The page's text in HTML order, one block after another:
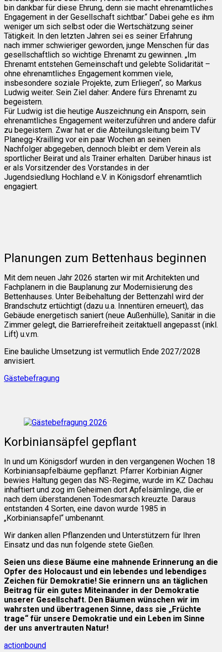
bin dankbar für diese Ehrung, denn sie macht ehrenamtliches
Engagement in der Gesellschaft sichtbar.“ Dabei gehe es ihm
weniger um sich selbst oder die Wertschätzung seiner
Tätigkeit. In den letzten Jahren sei es seiner Erfahrung
nach immer schwieriger geworden, junge Menschen für das
gesellschaftlich so wichtige Ehrenamt zu gewinnen. „Im
Ehrenamt entstehen Gemeinschaft und gelebte Solidarität –
ohne ehrenamtliches Engagement kommen viele,
insbesondere soziale Projekte, zum Erliegen“, so Markus
Ludwig weiter. Sein Ziel daher: Andere fürs Ehrenamt zu
begeistern.
Für Ludwig ist die heutige Auszeichnung ein Ansporn, sein
ehrenamtliches Engagement weiterzuführen und andere dafür
zu begeistern. Zwar hat er die Abteilungsleitung beim TV
Planegg-Krailling vor ein paar Wochen an seinen
Nachfolger abgegeben, dennoch bleibt er dem Verein als
sportlicher Beirat und als Trainer erhalten. Darüber hinaus ist
er als Vorsitzender des Vorstandes in der
Jugendsiedlung Hochland e.V. in Königsdorf ehrenamtlich
engagiert.
Planungen zum Bettenhaus beginnen
Mit dem neuen Jahr 2026 starten wir mit Architekten und
Fachplanern in die Bauplanung zur Modernisierung des
Bettenhauses. Unter Beibehaltung der Bettenzahl wird der
Brandschutz ertüchtigt (dazu u.a. Innentüren erneuert), das
Gebäude energetisch saniert (neue Außenhülle), Sanitär in die
Zimmer gelegt, die Barrierefreiheit zeitaktuell angepasst (inkl.
Lift) u.v.m.
Eine bauliche Umsetzung ist vermutlich Ende 2027/2028
anvisiert.
Gästebefragung
Korbiniansäpfel gepflant
In und um Königsdorf wurden in den vergangenen Wochen 18
Korbiniansapfelbäume gepflanzt. Pfarrer Korbinian Aigner
bewies Haltung gegen das NS-Regime, wurde im KZ Dachau
inhaftiert und zog im Geheimen dort Apfelsämlinge, die er
nach dem überstandenen Todesmarsch kreuzte. Daraus
entstanden 4 Sorten, eine davon wurde 1985 in
„Korbiniansapfel“ umbenannt.
Wir danken allen Pflanzenden und Unterstützern für Ihren
Einsatz und das nun folgende stete Gießen.
Seien uns diese Bäume eine mahnende Erinnerung an die
Opfer des Holocaust und ein lebendes und lebendiges
Zeichen für Demokratie! Sie erinnern uns an täglichen
Beitrag für ein gutes Miteinander in der Demokratie
unserer Gesellschaft. Den Bäumen wünschen wir im
wahrsten und übertragenen Sinne, dass sie „Früchte
trage“ für unsere Demokratie und ein Leben im Sinne
der uns anvertrauten Natur!
actionbound